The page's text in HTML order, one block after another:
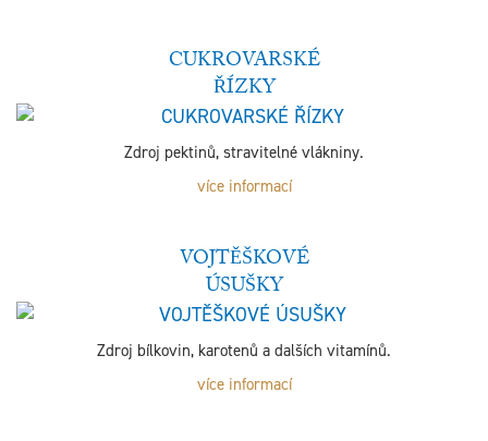
CUKROVARSKÉ
ŘÍZKY
Zdroj pektinů, stravitelné vlákniny.
více informací
VOJTĚŠKOVÉ
ÚSUŠKY
Zdroj bílkovin, karotenů a dalších vitamínů.
více informací